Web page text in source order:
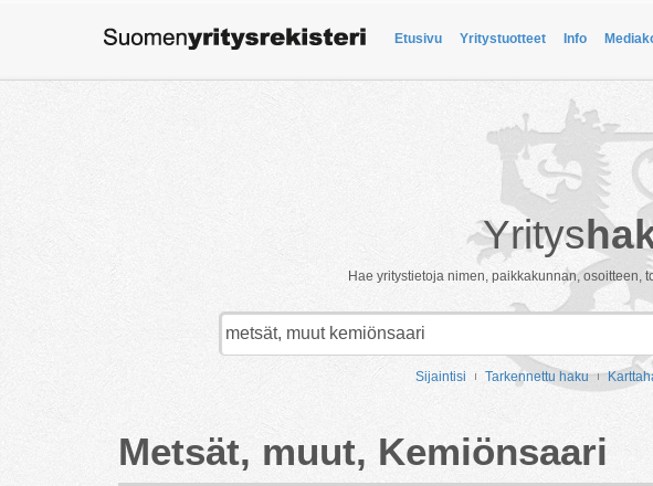
Etusivu Yritystuotteet Info
Yritys
Hae yritystietoja nimen, paikkakunnan, osoitteen,
Sijaintisi Tarkennettu haku
Metsät, muut, Kemiönsaari